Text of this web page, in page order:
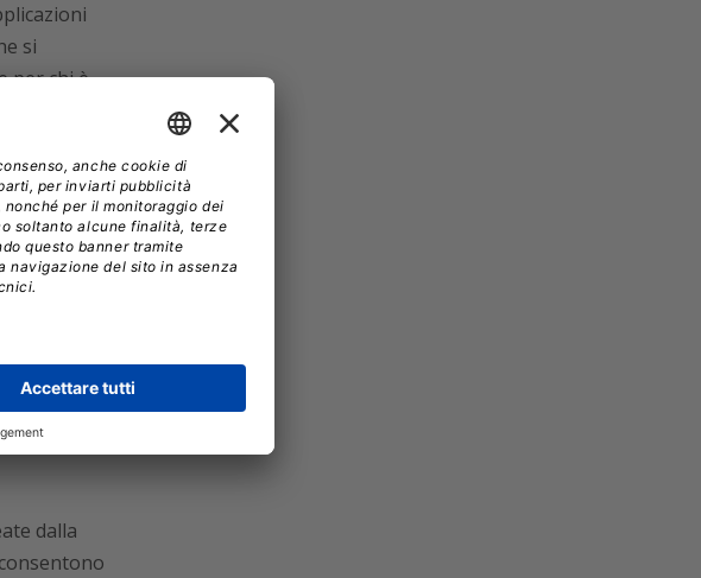
si
per chi è
database
di
.exe
di
dalla